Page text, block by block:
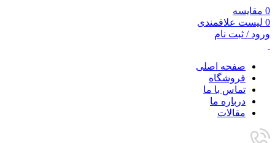
0 مقایسه
0 لیست علاقمندی
ورود / ثبت نام
صفحه اصلی
فروشگاه
تماس با ما
درباره ما
مقالات